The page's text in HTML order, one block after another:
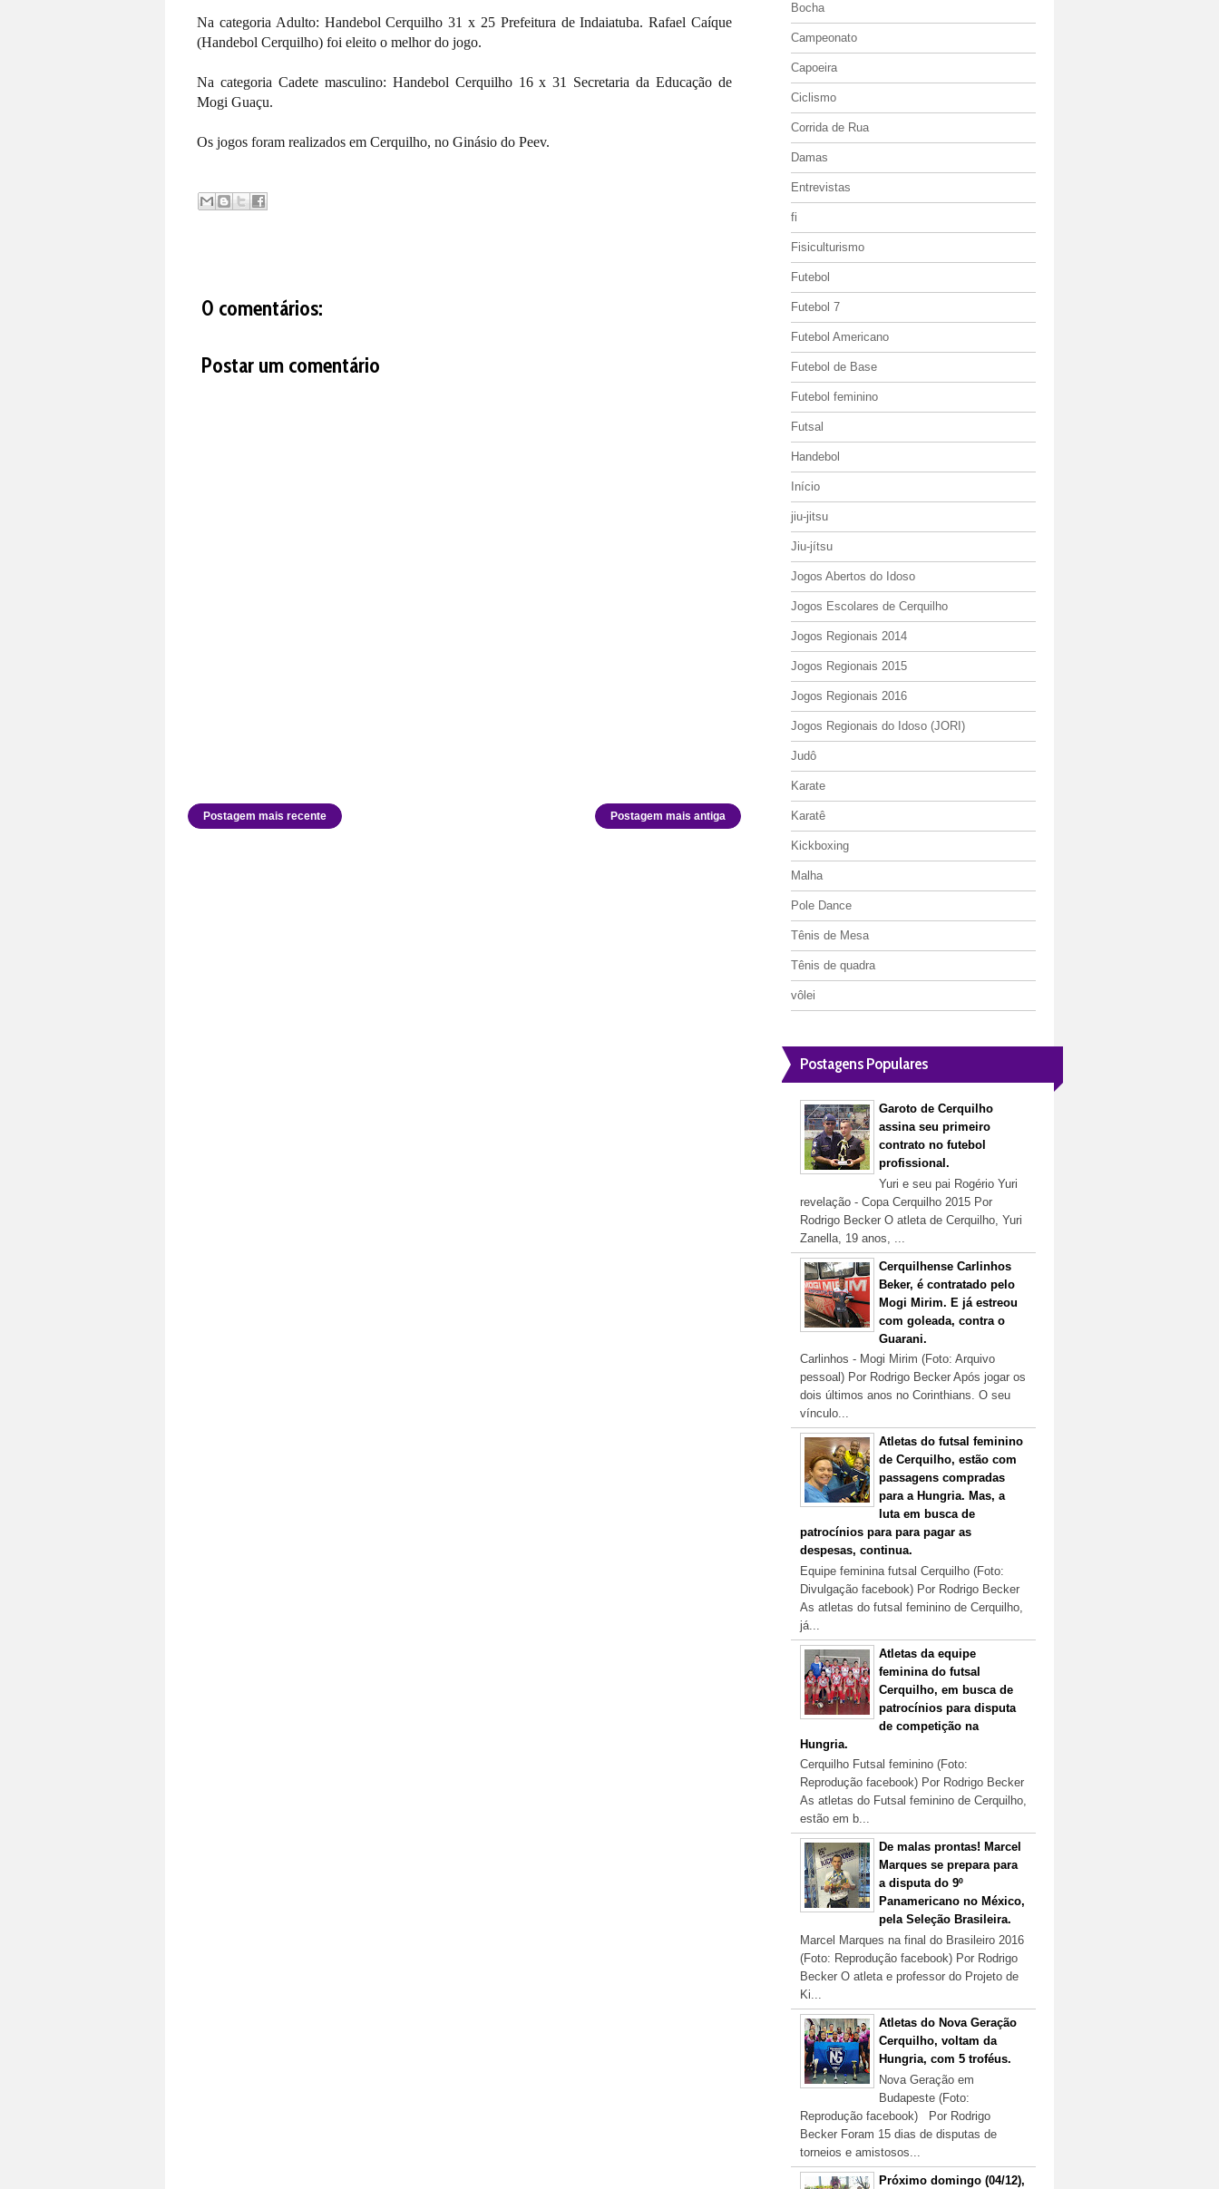
Na categoria Adulto: Handebol Cerquilho 31 x 25 Prefeitura de Indaiatuba. Rafael Caíque
(Handebol Cerquilho) foi eleito o melhor do jogo.
Na categoria Cadete masculino: Handebol Cerquilho 16 x 31 Secretaria da Educação de
Mogi Guaçu.
Os jogos foram realizados em Cerquilho, no Ginásio do Peev.
0 comentários:
Postar um comentário
Postagem mais recente Postagem mais antiga
Bocha
Campeonato
Capoeira
Ciclismo
Corrida de Rua
Damas
Entrevistas
fi
Fisiculturismo
Futebol
Futebol 7
Futebol Americano
Futebol de Base
Futebol feminino
Futsal
Handebol
Início
jiu-jitsu
Jiu-jítsu
Jogos Abertos do Idoso
Jogos Escolares de Cerquilho
Jogos Regionais 2014
Jogos Regionais 2015
Jogos Regionais 2016
Jogos Regionais do Idoso (JORI)
Judô
Karate
Karatê
Kickboxing
Malha
Pole Dance
Tênis de Mesa
Tênis de quadra
vôlei
Postagens Populares
Garoto de Cerquilho
assina seu primeiro
contrato no futebol
profissional.
Yuri e seu pai Rogério Yuri
revelação - Copa Cerquilho 2015 Por
Rodrigo Becker O atleta de Cerquilho, Yuri
Zanella, 19 anos, ...
Cerquilhense Carlinhos
Beker, é contratado pelo
Mogi Mirim. E já estreou
com goleada, contra o
Guarani.
Carlinhos - Mogi Mirim (Foto: Arquivo
pessoal) Por Rodrigo Becker Após jogar os
dois últimos anos no Corinthians. O seu
vínculo...
Atletas do futsal feminino
de Cerquilho, estão com
passagens compradas
para a Hungria. Mas, a
luta em busca de
patrocínios para para pagar as
despesas, continua.
Equipe feminina futsal Cerquilho (Foto:
Divulgação facebook) Por Rodrigo Becker
As atletas do futsal feminino de Cerquilho,
já...
Atletas da equipe
feminina do futsal
Cerquilho, em busca de
patrocínios para disputa
de competição na
Hungria.
Cerquilho Futsal feminino (Foto:
Reprodução facebook) Por Rodrigo Becker
As atletas do Futsal feminino de Cerquilho,
estão em b...
De malas prontas! Marcel
Marques se prepara para
a disputa do 9º
Panamericano no México,
pela Seleção Brasileira.
Marcel Marques na final do Brasileiro 2016
(Foto: Reprodução facebook) Por Rodrigo
Becker O atleta e professor do Projeto de
Ki...
Atletas do Nova Geração
Cerquilho, voltam da
Hungria, com 5 troféus.
Nova Geração em
Budapeste (Foto:
Reprodução facebook) Por Rodrigo
Becker Foram 15 dias de disputas de
torneios e amistosos...
Próximo domingo (04/12),